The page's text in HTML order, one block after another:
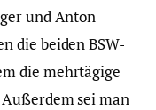
und Anton
die beiden BSW-
die mehrtägige
sei man